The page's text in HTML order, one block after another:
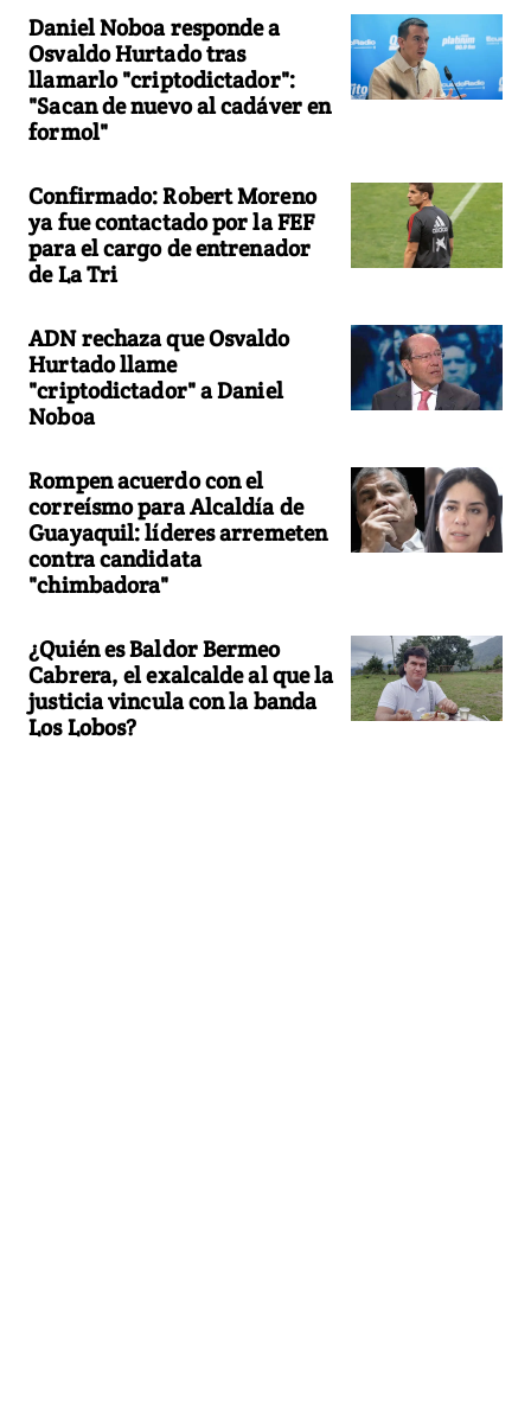
Daniel Noboa responde a
Osvaldo Hurtado tras
llamarlo "criptodictador":
"Sacan de nuevo al cadáver en
formol"
Confirmado: Robert Moreno
ya fue contactado por la FEF
para el cargo de entrenador
de La Tri
ADN rechaza que Osvaldo
Hurtado llame
"criptodictador" a Daniel
Noboa
Rompen acuerdo con el
correísmo para Alcaldía de
Guayaquil: líderes arremeten
contra candidata
"chimbadora"
¿Quién es Baldor Bermeo
Cabrera, el exalcalde al que la
justicia vincula con la banda
Los Lobos?